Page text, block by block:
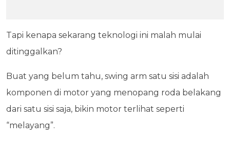
Tapi kenapa sekarang teknologi ini malah mulai
ditinggalkan?
Buat yang belum tahu, swing arm satu sisi adalah
komponen di motor yang menopang roda belakang
dari satu sisi saja, bikin motor terlihat seperti
“melayang”.